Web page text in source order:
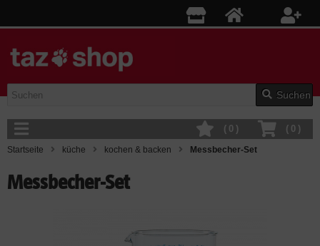
Suchen
( 0 )
( 0 )
Startseite küche kochen & backen Messbecher-Set
Messbecher-Set